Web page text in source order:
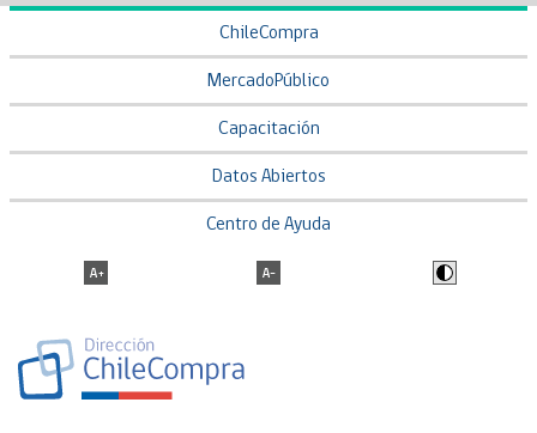
ChileCompra
MercadoPúblico
Capacitación
Datos Abiertos
Centro de Ayuda